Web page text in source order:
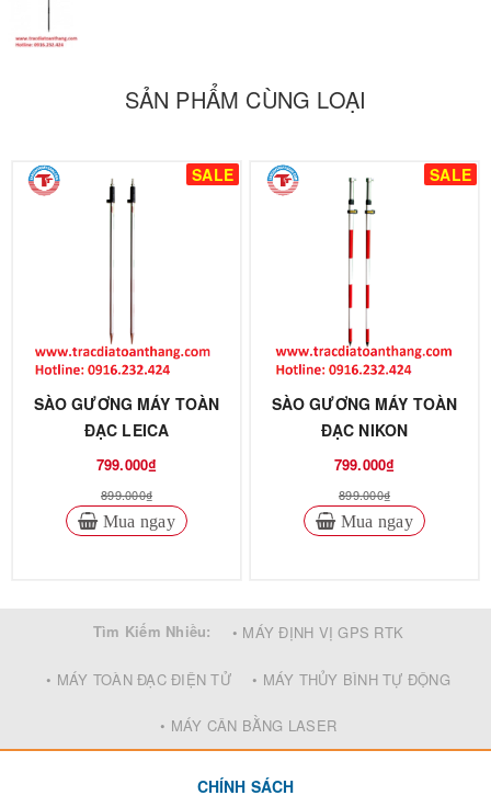
SẢN PHẨM CÙNG LOẠI
SALE
SÀO GƯƠNG MÁY TOÀN
ĐẠC LEICA
799.000₫
899.000₫
Mua ngay
SALE
SÀO GƯƠNG MÁY TOÀN
ĐẠC NIKON
799.000₫
899.000₫
Mua ngay
Tìm Kiếm Nhiều: • MÁY ĐỊNH VỊ GPS RTK
• MÁY TOÀN ĐẠC ĐIỆN TỬ • MÁY THỦY BÌNH TỰ ĐỘNG
• MÁY CÂN BẰNG LASER
CHÍNH SÁCH